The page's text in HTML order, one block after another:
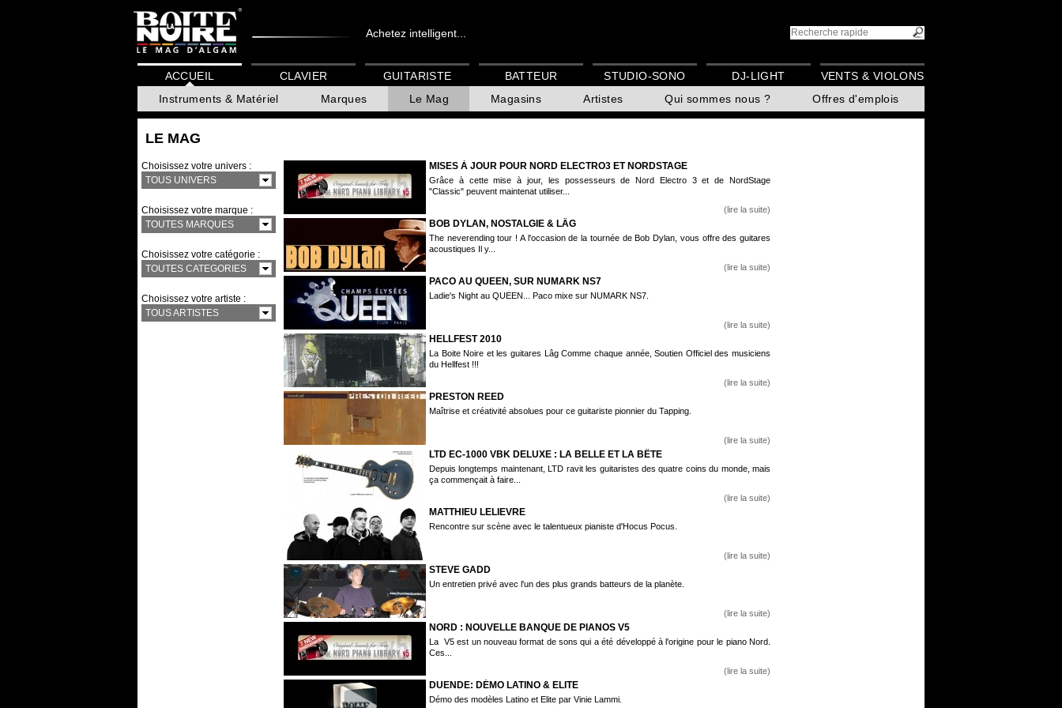
Achetez intelligent...
ACCUEIL
Instruments & Matériel
Marques Le Mag Magasins Artistes Qui sommes nous ? Offres d'emplois
CLAVIER GUITARISTE BATTEUR STUDIO-SONO DJ-LIGHT VENTS & VIOLONS
Choisissez votre univers :
TOUS UNIVERS
Choisissez votre marque :
TOUTES MARQUES
Choisissez votre catégorie :
TOUTES CATEGORIES
Choisissez votre artiste :
TOUS ARTISTES
LE MAG
MISES À JOUR POUR NORD ELECTRO3 ET NORDSTAGE
Grâce à cette mise à jour, les possesseurs de Nord Electro 3 et de NordStage
"Classic" peuvent maintenat utiliser...
(lire la suite)
BOB DYLAN, NOSTALGIE & LÂG
The neverending tour ! A l'occasion de la tournée de Bob Dylan, vous offre des guitares
acoustiques Il y...
(lire la suite)
PACO AU QUEEN, SUR NUMARK NS7
Ladie's Night au QUEEN... Paco mixe sur NUMARK NS7.
(lire la suite)
HELLFEST 2010
La Boite Noire et les guitares Lâg Comme chaque année, Soutien Officiel des musiciens
du Hellfest !!!
(lire la suite)
PRESTON REED
Maîtrise et créativité absolues pour ce guitariste pionnier du Tapping.
(lire la suite)
LTD EC-1000 VBK DELUXE : LA BELLE ET LA BÊTE
Depuis longtemps maintenant, LTD ravit les guitaristes des quatre coins du monde, mais
ça commençait à faire...
(lire la suite)
MATTHIEU LELIEVRE
Rencontre sur scène avec le talentueux pianiste d'Hocus Pocus.
(lire la suite)
STEVE GADD
Un entretien privé avec l'un des plus grands batteurs de la planète.
(lire la suite)
NORD : NOUVELLE BANQUE DE PIANOS V5
La V5 est un nouveau format de sons qui a été développé à l'origine pour le piano Nord.
Ces...
(lire la suite)
DUENDE: DÉMO LATINO & ELITE
Démo des modèles Latino et Elite par Vinie Lammi.